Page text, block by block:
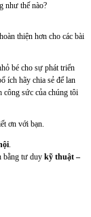
như thế nào?
thiện hơn cho các bài
bé cho sự phát triển
ích hãy chia sẻ để lan
sức của chúng tôi
ơn với bạn.
.
bằng tư duy kỹ thuật –